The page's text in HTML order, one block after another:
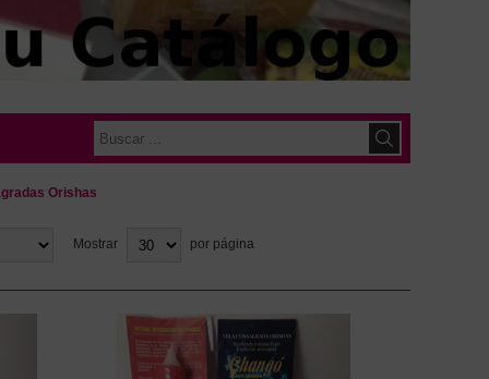
Orishas
Mostrar por página